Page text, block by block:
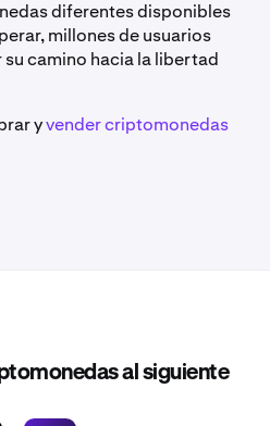
diferentes disponibles
millones de usuarios
camino hacia la libertad
yvender criptomonedas
al siguiente